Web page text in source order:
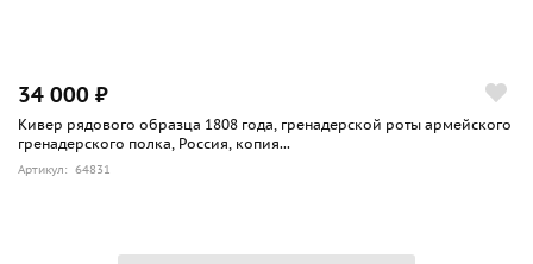
34 000 ₽
Кивер рядового образца 1808 года, гренадерской роты армейского
гренадерского полка, Россия, копия...
Артикул: 64831